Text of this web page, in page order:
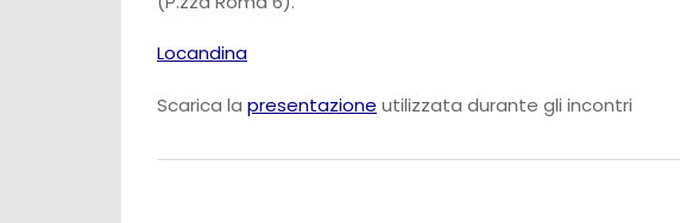
Locandina
Scarica la presentazione utilizzata durante gli incontri